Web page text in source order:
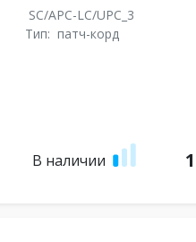
SC/APC-LC/UPC_3
Тип: патч-корд
В наличии